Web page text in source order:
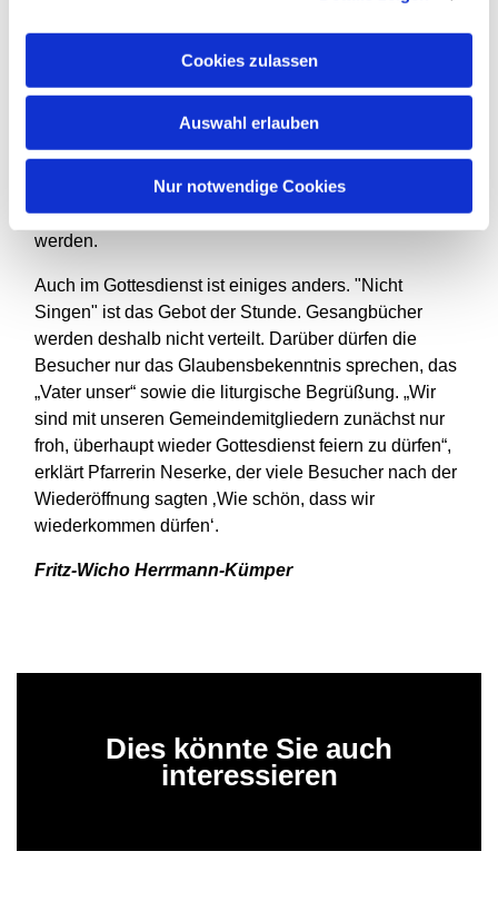
Cookies zulassen
Auswahl erlauben
Nur notwendige Cookies
Besuchern mögliche Infektionsketten zurückverfolgt
werden.
Eingangsbereich voneinander Abstand halten und
einen Mundschutz im Gebäude tragen. Hinzukommen
die Desinfektion der Hände vor dem Eintritt in den
Kirchenraum sowie, dass alle zu ihrem Platz geführt
werden.
Auch im Gottesdienst ist einiges anders. "Nicht
Singen" ist das Gebot der Stunde. Gesangbücher
werden deshalb nicht verteilt. Darüber dürfen die
Besucher nur das Glaubensbekenntnis sprechen, das
„Vater unser“ sowie die liturgische Begrüßung. „Wir
sind mit unseren Gemeindemitgliedern zunächst nur
froh, überhaupt wieder Gottesdienst feiern zu dürfen“,
erklärt Pfarrerin Neserke, der viele Besucher nach der
Wiederöffnung sagten ‚Wie schön, dass wir
wiederkommen dürfen‘.
Fritz-Wicho Herrmann-Kümper
Dies könnte Sie auch
interessieren